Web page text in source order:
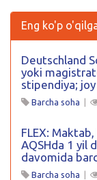
Eng ko'p
Deutschland
yoki
stipendiya;
Barcha soha |
FLEX:
AQSHda 1 yil
davomida
Barcha soha |